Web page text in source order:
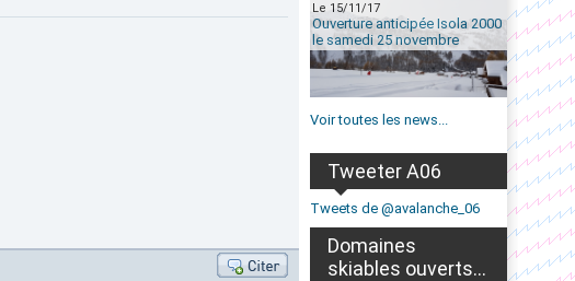
Le 15/11/17
Ouverture anticipée Isola 2000
le samedi 25 novembre
Voir toutes les news...
Tweeter A06
Tweets de @avalanche_06
Domaines
skiables ouverts...